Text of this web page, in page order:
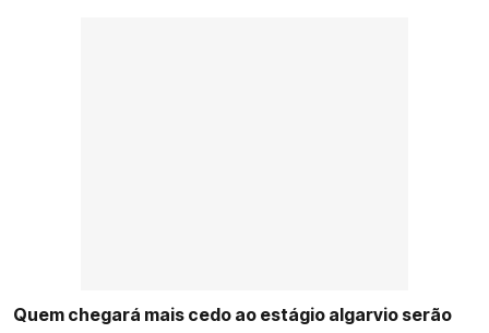
Quem chegará mais cedo ao estágio algarvio serão